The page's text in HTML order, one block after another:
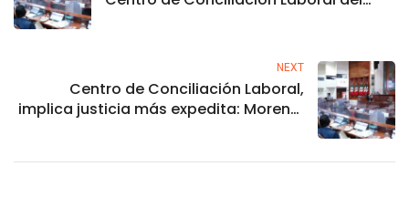
NEXT
Centro de Conciliación Laboral,
implica justicia más expedita: Morena,